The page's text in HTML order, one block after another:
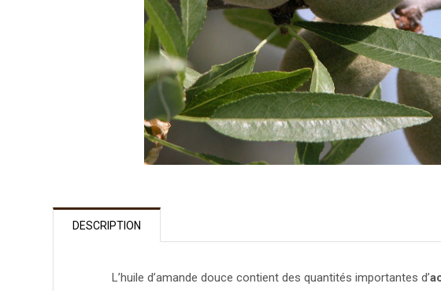
DESCRIPTION
L’huile d’amande douce contient des quantités importantes d’